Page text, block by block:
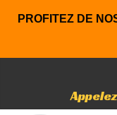
PROFITEZ DE